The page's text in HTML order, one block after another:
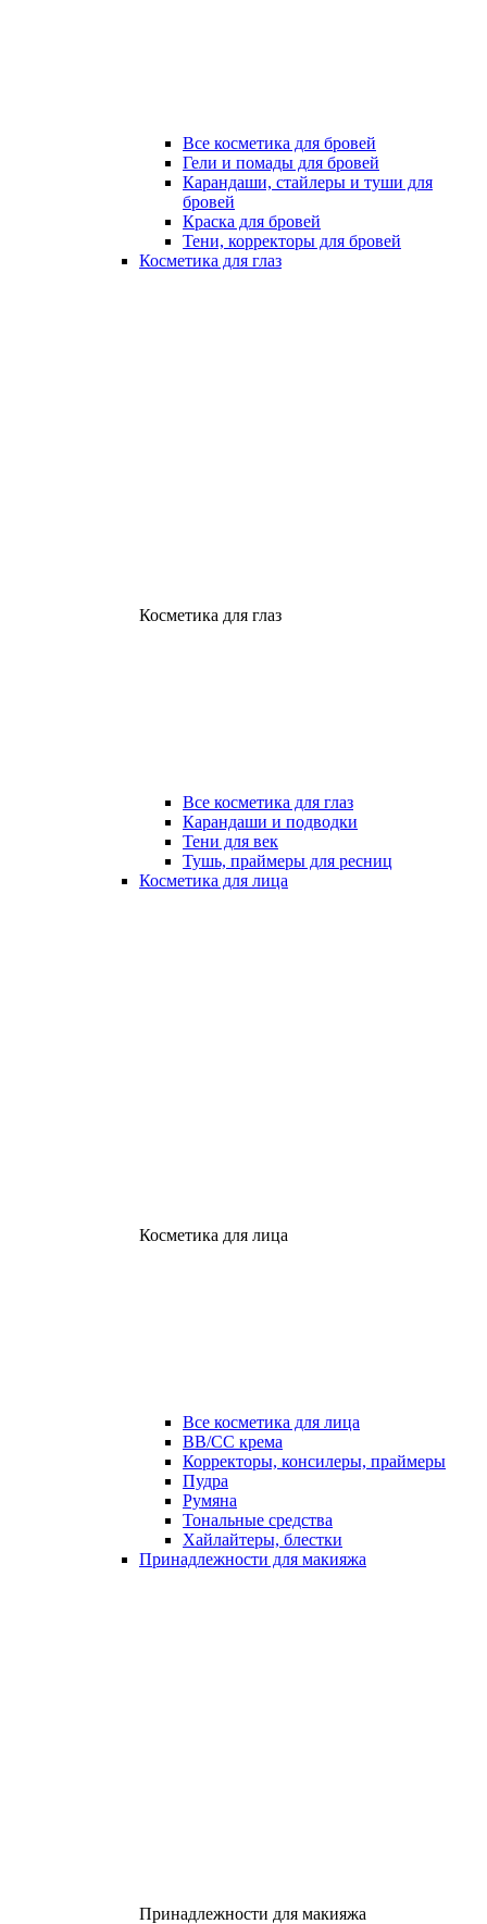
Все косметика для бровей
Гели и помады для бровей
Карандаши, стайлеры и туши для
бровей
Краска для бровей
Тени, корректоры для бровей
Косметика для глаз
Косметика для глаз
Все косметика для глаз
Карандаши и подводки
Тени для век
Тушь, праймеры для ресниц
Косметика для лица
Косметика для лица
Все косметика для лица
ВВ/СС крема
Корректоры, консилеры, праймеры
Пудра
Румяна
Тональные средства
Хайлайтеры, блестки
Принадлежности для макияжа
Принадлежности для макияжа